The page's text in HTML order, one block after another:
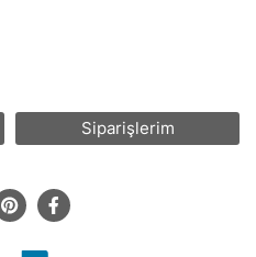
Siparişlerim